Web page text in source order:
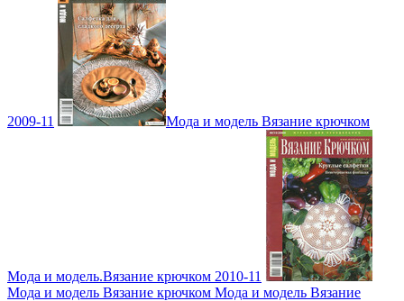
2009-11 Мода и модель Вязание крючком
Мода и модель.Вязание крючком 2010-11
Мода и модель Вязание крючком Мода и модель Вязание